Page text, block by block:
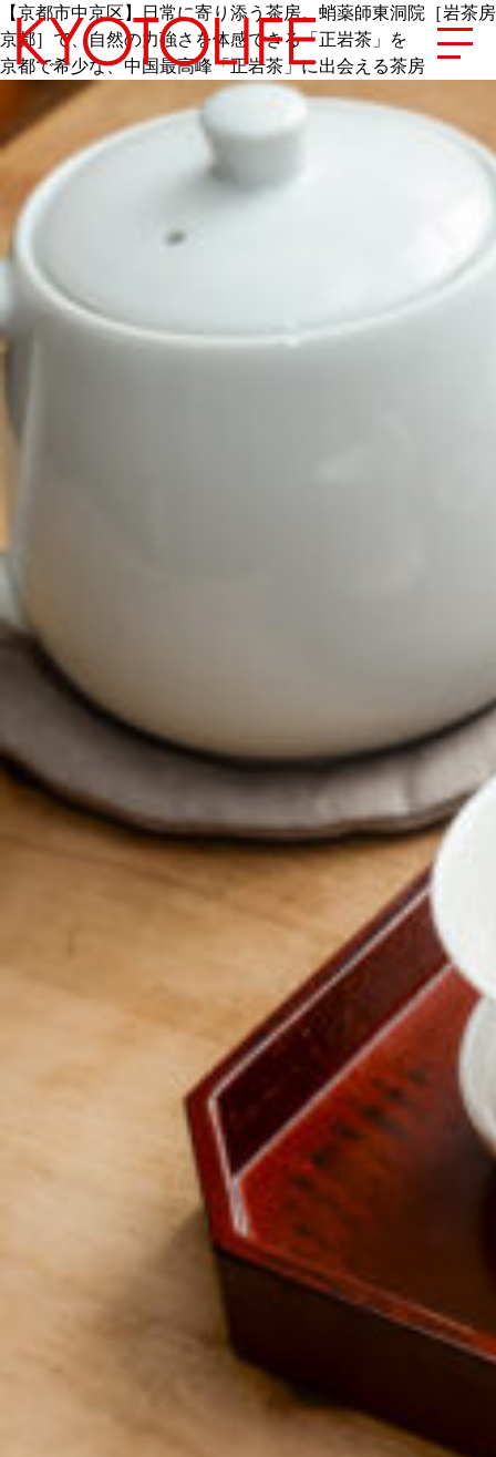
エリアから探す
地図から探す
カテゴリーから探す
SPECIAL
Instagram
チケットプレゼント応募
MAIN MENU
京都おやつクラブ
私と店のはなし
今月の京みやげ
京都の書店
CULTURE
【京都市中京区】日常に寄り添う茶房。蛸薬師東洞院［岩茶房
京都］で、自然の力強さを体感できる「正岩茶」を
京都で希少な、中国最高峰「正岩茶」に出会える茶房